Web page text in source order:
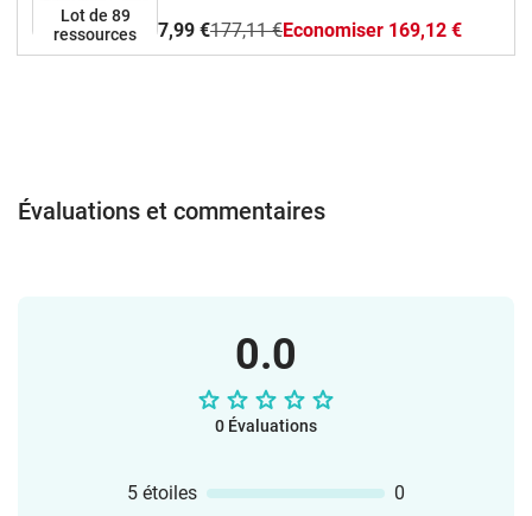
créatives.Ce pack permet de travailler :Le
vocabulaire des organes : noms,
documents sont fournis en PDF et
en classe !L’équipe vlamingo
Lot de 89
ressources
7,99 €177,11 €Economiser 169,12 €
Évaluations et commentaires
0.0
0 Évaluations
5 étoiles
0